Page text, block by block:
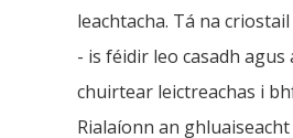
leachtacha. Tá na
- is féidir leo casadh
chuirtear leictreachas i
Rialaíonn an